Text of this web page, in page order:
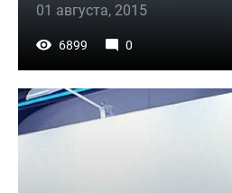
01 августа, 2015
6899 0